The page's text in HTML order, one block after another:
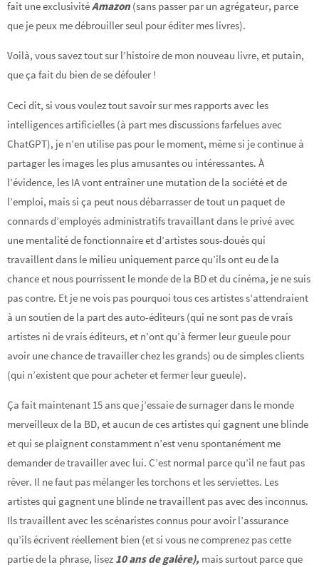
fait une exclusivitéAmazon (sans passer par un agrégateur, parce
que je peux me débrouiller seul pour éditer mes livres).
Voilà, vous savez tout sur l’histoire de mon nouveau livre, et putain,
que ça fait du bien de se défouler !
Ceci dit, si vous voulez tout savoir sur mes rapports avec les
intelligences artificielles (à part mes discussions farfelues avec
ChatGPT), je n’en utilise pas pour le moment, même si je continue à
partager les images les plus amusantes ou intéressantes. À
l’évidence, les IA vont entraîner une mutation de la société et de
l’emploi, mais si ça peut nous débarrasser de tout un paquet de
connards d’employés administratifs travaillant dans le privé avec
une mentalité de fonctionnaire et d’artistes sous-doués qui
travaillent dans le milieu uniquement parce qu’ils ont eu de la
chance et nous pourrissent le monde de la BD et du cinéma, je ne suis
pas contre. Et je ne vois pas pourquoi tous ces artistes s’attendraient
à un soutien de la part des auto-éditeurs (qui ne sont pas de vrais
artistes ni de vrais éditeurs, et n’ont qu’à fermer leur gueule pour
avoir une chance de travailler chez les grands) ou de simples clients
(qui n’existent que pour acheter et fermer leur gueule).
Ça fait maintenant 15 ans que j’essaie de surnager dans le monde
merveilleux de la BD, et aucun de ces artistes qui gagnent une blinde
et qui se plaignent constamment n’est venu spontanément me
demander de travailler avec lui. C’est normal parce qu’il ne faut pas
rêver. Il ne faut pas mélanger les torchons et les serviettes. Les
artistes qui gagnent une blinde ne travaillent pas avec des inconnus.
Ils travaillent avec les scénaristes connus pour avoir l’assurance
qu’ils écrivent réellement bien (et si vous ne comprenez pas cette
partie de la phrase, lisez 10 ans de galère), mais surtout parce que